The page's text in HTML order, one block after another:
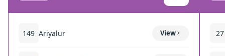
149 Ariyalur View 27